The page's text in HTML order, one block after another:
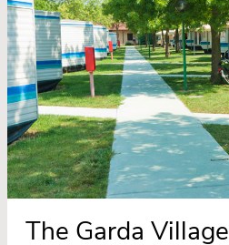
The Garda Village